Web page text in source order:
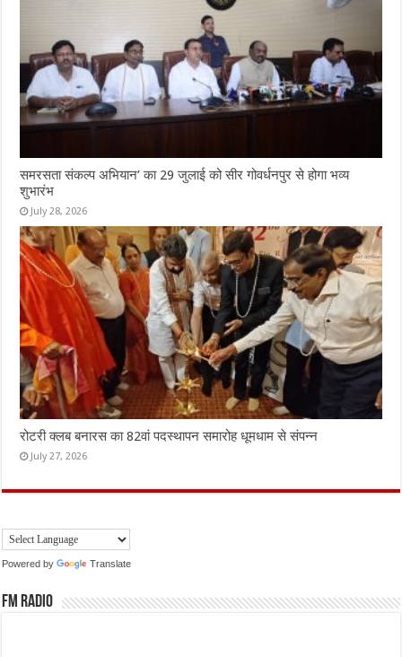
समरसता संकल्प अभियान’ का 29 जुलाई को सीर गोवर्धनपुर से होगा भव्य
शुभारंभ
July 28, 2026
रोटरी क्लब बनारस का 82वां पदस्थापन समारोह धूमधाम से संपन्न
July 27, 2026
Powered by Translate
FM Radio